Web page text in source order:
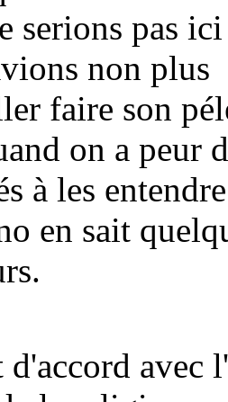
serions pas
non plus
faire son
on a peur
à les
en sait
avec